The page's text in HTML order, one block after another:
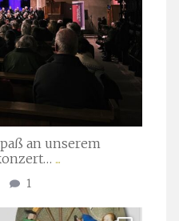
an unserem
...
1